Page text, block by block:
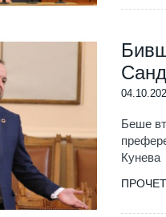
Беше
Кунева